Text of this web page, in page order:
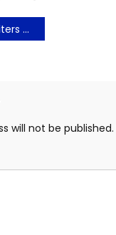
Kreativitas Anak
will not be published.